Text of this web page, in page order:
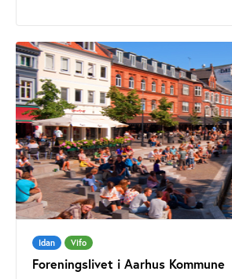
Idan Vifo
Foreningslivet i Aarhus Kommune